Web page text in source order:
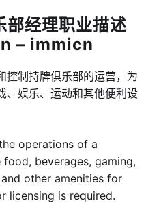
部经理职业描述
– immicn
控制持牌俱乐部的运营，为
、娱乐、运动和其他便利设
operations of a
beverages, gaming,
other amenities for
licensing is required.